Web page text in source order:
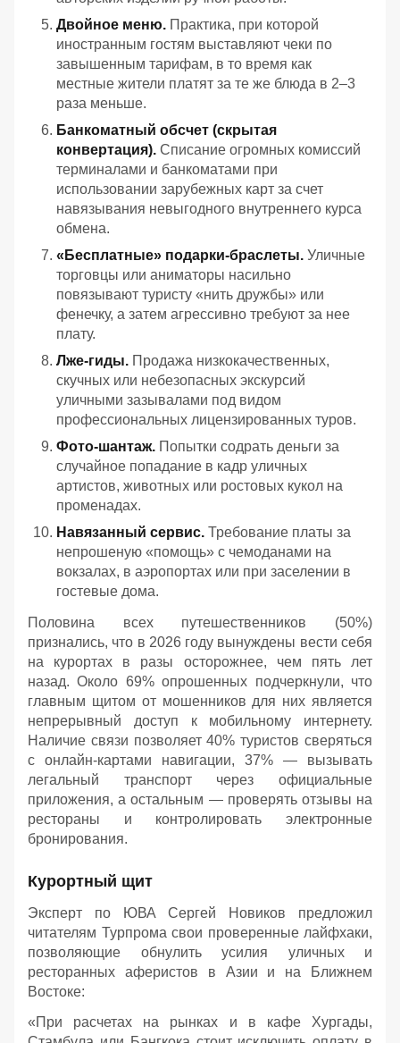
Двойное меню. Практика, при которой
иностранным гостям выставляют чеки по
завышенным тарифам, в то время как
местные жители платят за те же блюда в 2–3
раза меньше.
Банкоматный обсчет (скрытая
конвертация). Списание огромных комиссий
терминалами и банкоматами при
использовании зарубежных карт за счет
навязывания невыгодного внутреннего курса
обмена.
«Бесплатные» подарки-браслеты. Уличные
торговцы или аниматоры насильно
повязывают туристу «нить дружбы» или
фенечку, а затем агрессивно требуют за нее
плату.
Лже-гиды. Продажа низкокачественных,
скучных или небезопасных экскурсий
уличными зазывалами под видом
профессиональных лицензированных туров.
Фото-шантаж. Попытки содрать деньги за
случайное попадание в кадр уличных
артистов, животных или ростовых кукол на
променадах.
Навязанный сервис. Требование платы за
непрошеную «помощь» с чемоданами на
вокзалах, в аэропортах или при заселении в
гостевые дома.
Половина всех путешественников (50%)
признались, что в 2026 году вынуждены вести себя
на курортах в разы осторожнее, чем пять лет
назад. Около 69% опрошенных подчеркнули, что
главным щитом от мошенников для них является
непрерывный доступ к мобильному интернету.
Наличие связи позволяет 40% туристов сверяться
с онлайн-картами навигации, 37% — вызывать
легальный транспорт через официальные
приложения, а остальным — проверять отзывы на
рестораны и контролировать электронные
бронирования.
Курортный щит
Эксперт по ЮВА Сергей Новиков предложил
читателям Турпрома свои проверенные лайфхаки,
позволяющие обнулить усилия уличных и
ресторанных аферистов в Азии и на Ближнем
Востоке:
«При расчетах на рынках и в кафе Хургады,